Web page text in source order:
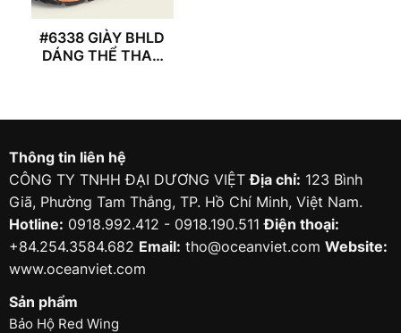
#6338 GIÀY BHLD
DÁNG THỂ THAO
Thông tin liên hệ
CÔNG TY TNHH ĐẠI DƯƠNG VIỆTĐịa chỉ: 123 Bình
Giã, Phường Tam Thắng, TP. Hồ Chí Minh, Việt Nam.
Hotline: 0918.992.412 - 0918.190.511Điện thoại:
+84.254.3584.682 Email: tho@oceanviet.com Website:
www.oceanviet.com
Sản phẩm
Bảo Hộ Red Wing